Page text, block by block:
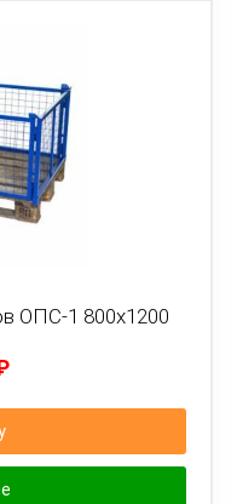
ОПС-1 800х1200